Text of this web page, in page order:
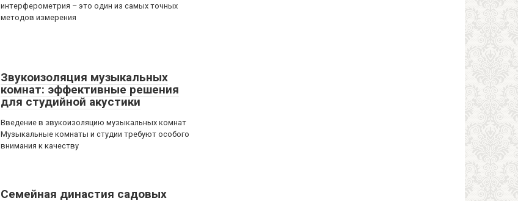
интерферометрия – это один из самых точных
методов измерения
Звукоизоляция музыкальных
комнат: эффективные решения
для студийной акустики
Введение в звукоизоляцию музыкальных комнат
Музыкальные комнаты и студии требуют особого
внимания к качеству
Семейная династия садовых